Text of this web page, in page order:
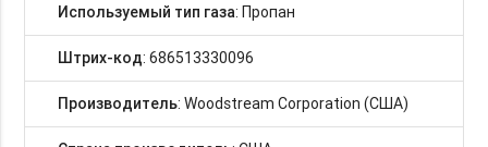
Используемый тип газа: Пропан
Штрих-код: 686513330096
Производитель: Woodstream Corporation (США)